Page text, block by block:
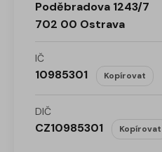
Poděbradova 1243/7
702 00 Ostrava
IČ
10985301 Kopírovat
DIČ
CZ10985301 Kopírovat